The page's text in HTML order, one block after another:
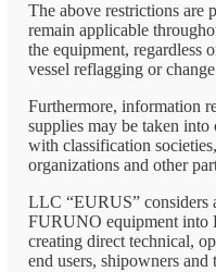
The above restrictions are
remain applicable
the equipment, regardless
vessel reflagging or
Furthermore, information
supplies may be taken
with classification
organizations and other
LLC “EURUS” considers
FURUNO equipment into
creating direct technical,
end users, shipowners and